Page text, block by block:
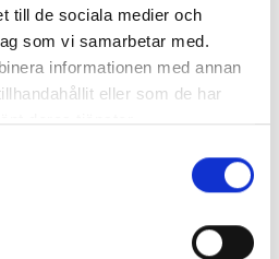
till de sociala medier och
som vi samarbetar med.
informationen med annan
eller som de har
deras tjänster.